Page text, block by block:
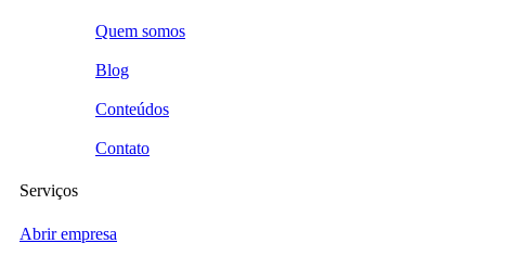
Quem somos
Blog
Conteúdos
Contato
Serviços
Abrir empresa